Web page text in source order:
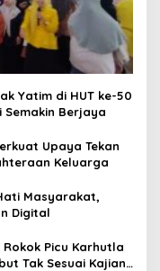
Yatim di HUT ke-50
Berjaya
Upaya Tekan
Keluarga
Masyarakat,
Digital
Picu Karhutla
Tak Sesuai Kajian